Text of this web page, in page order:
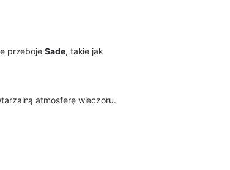
przeboje Sade, takie jak
atmosferę wieczoru.